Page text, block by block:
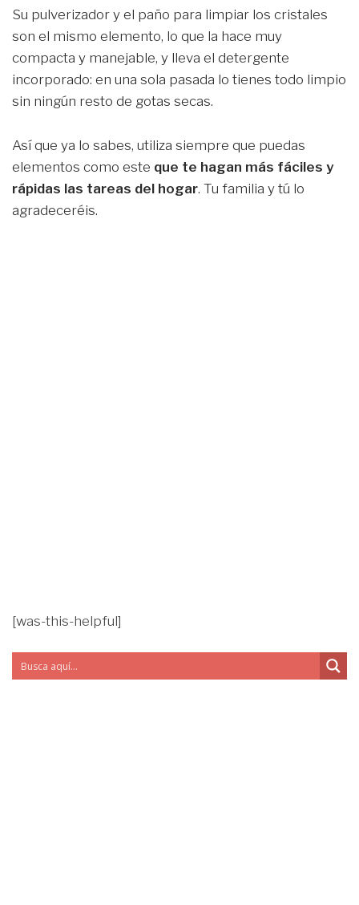
Su pulverizador y el paño para limpiar los cristales
son el mismo elemento, lo que la hace muy
compacta y manejable, y lleva el detergente
incorporado: en una sola pasada lo tienes todo limpio
sin ningún resto de gotas secas.
Así que ya lo sabes, utiliza siempre que puedas
elementos como este que te hagan más fáciles y
rápidas las tareas del hogar. Tu familia y tú lo
agradeceréis.
[was-this-helpful]